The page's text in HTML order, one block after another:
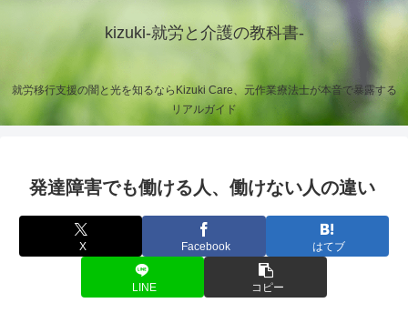
kizuki-就労と介護の教科書-
就労移行支援の闇と光を知るならKizuki Care、元作業療法士が本音で暴露する
リアルガイド
発達障害でも働ける人、働けない人の違い
X Facebook はてブ
LINE コピー